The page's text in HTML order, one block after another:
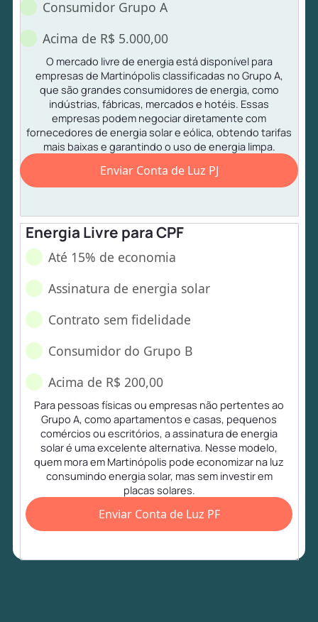
Consumidor Grupo A
Acima de R$ 5.000,00
O mercado livre de energia está disponível para
empresas de Martinópolis classificadas no Grupo A,
que são grandes consumidores de energia, como
indústrias, fábricas, mercados e hotéis. Essas
empresas podem negociar diretamente com
fornecedores de energia solar e eólica, obtendo tarifas
mais baixas e garantindo o uso de energia limpa.
Enviar Conta de Luz PJ
Energia Livre para CPF
Até 15% de economia
Assinatura de energia solar
Contrato sem fidelidade
Consumidor do Grupo B
Acima de R$ 200,00
Para pessoas físicas ou empresas não pertentes ao
Grupo A, como apartamentos e casas, pequenos
comércios ou escritórios, a assinatura de energia
solar é uma excelente alternativa. Nesse modelo,
quem mora em Martinópolis pode economizar na luz
consumindo energia solar, mas sem investir em
placas solares.
Enviar Conta de Luz PF